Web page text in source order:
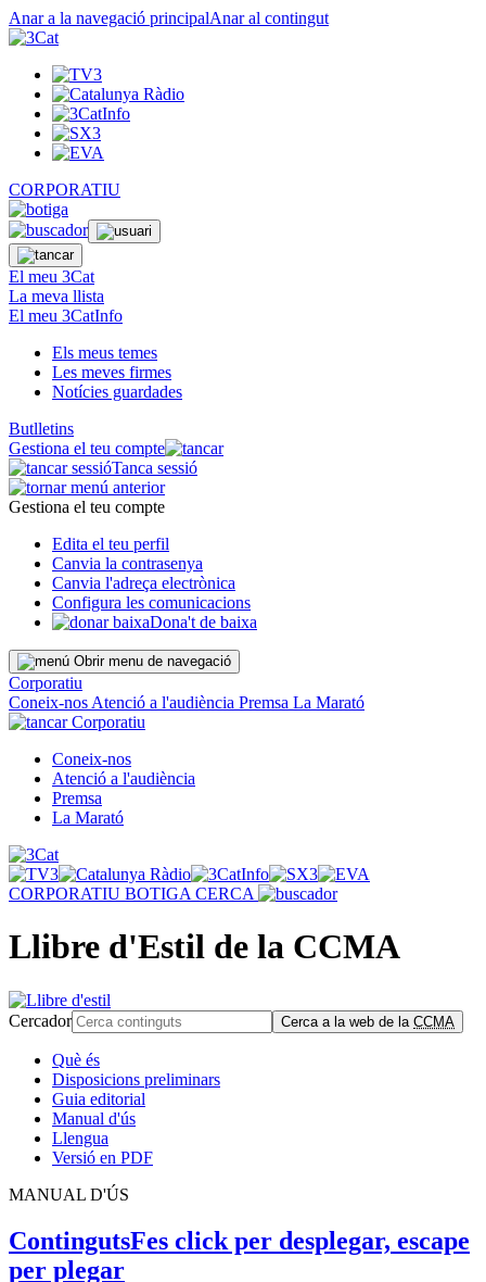
Anar a la navegació principalAnar al contingut
CORPORATIU
El meu 3Cat
La meva llista
El meu 3CatInfo
Els meus temes
Les meves firmes
Notícies guardades
Butlletins
Gestiona el teu compte
Tanca sessió
Gestiona el teu compte
Edita el teu perfil
Canvia la contrasenya
Canvia l'adreça electrònica
Configura les comunicacions
Dona't de baixa
Obrir menu de navegació
Corporatiu
Coneix-nos Atenció a l'audiència Premsa La Marató
Corporatiu
Coneix-nos
Atenció a l'audiència
Premsa
La Marató
CORPORATIU BOTIGA CERCA
Llibre d'Estil de la CCMA
Cercador Cerca a la web de la CCMA
Què és
Disposicions preliminars
Guia editorial
Manual d'ús
Llengua
Versió en PDF
MANUAL D'ÚS
ContingutsFes click per desplegar, escape
per plegar